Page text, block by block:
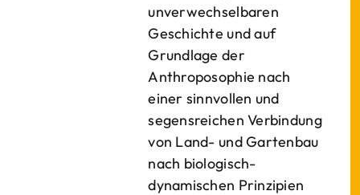
unverwechselbaren
Geschichte und auf
Grundlage der
Anthroposophie nach
einer sinnvollen und
segensreichen Verbindung
von Land- und Gartenbau
nach biologisch-
dynamischen Prinzipien